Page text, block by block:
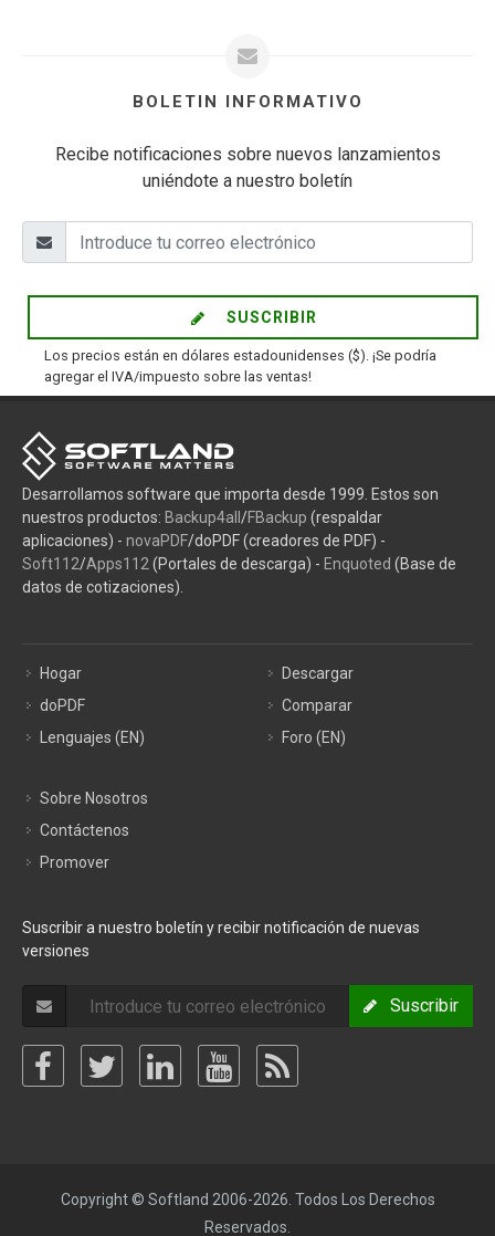
BOLETIN INFORMATIVO
Recibe notificaciones sobre nuevos lanzamientos
uniéndote a nuestro boletín
SUSCRIBIR
Los precios están en dólares estadounidenses ($). ¡Se podría
agregar el IVA/impuesto sobre las ventas!
Desarrollamos software que importa desde 1999. Estos son
nuestros productos: Backup4all /FBackup (respaldar
aplicaciones) - novaPDF/doPDF (creadores de PDF) -
Soft112/Apps112 (Portales de descarga) - Enquoted (Base de
datos de cotizaciones).
Hogar
doPDF
Lenguajes (EN)
Descargar
Comparar
Foro (EN)
Sobre Nosotros
Contáctenos
Promover
Suscribir a nuestro boletín y recibir notificación de nuevas
versiones
Suscribir
Copyright © Softland 2006-2026. Todos Los Derechos
Reservados.